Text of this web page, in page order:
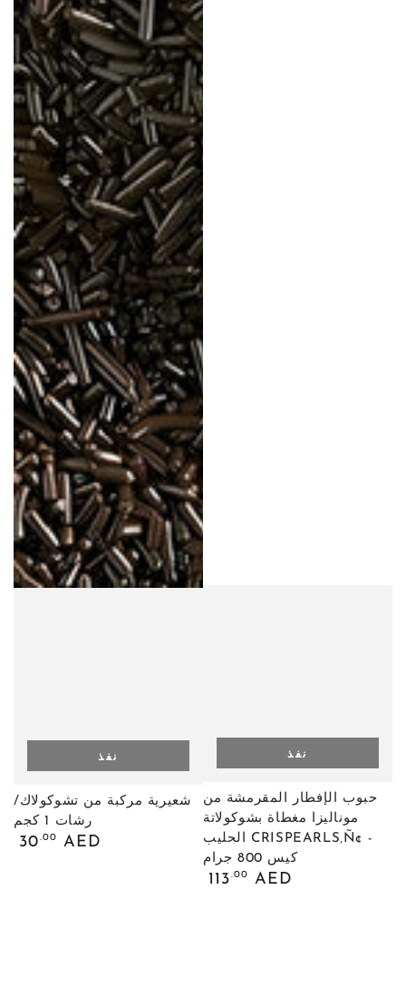
شعيرية مركبة من تشوكولاك/
رشات 1 كجم
السعر
30.00 AED
نفذ
حبوب الإفطار المقرمشة من
موناليزا مغطاة بشوكولاتة
الحليب CRISPEARLS‚Ñ¢ -
كيس 800 جرام
السعر
113.00 AED
نفذ